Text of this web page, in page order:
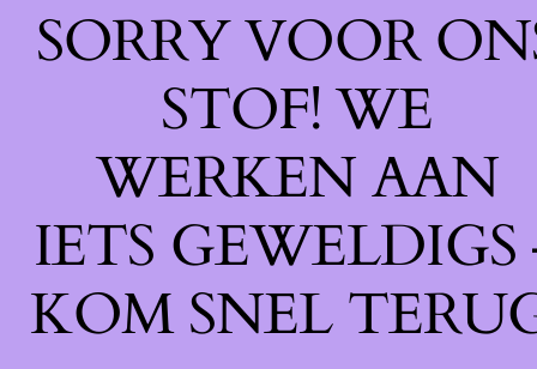
SORRY VOOR
STOF! WE
WERKEN AAN
IETS GEWELDIGS
KOM SNEL